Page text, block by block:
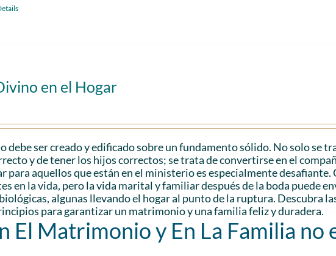
en el Hogar
debe ser creado y edificado sobre un fundamento sólido. No solo se
y de tener los hijos correctos; se trata de convertirse en el
para aquellos que están en el ministerio es especialmente desafiante.
en la vida, pero la vida marital y familiar después de la boda puede
algunas llevando el hogar al punto de la ruptura. Descubra
para garantizar un matrimonio y una familia feliz y duradera.
El Matrimonio y En La Familia no